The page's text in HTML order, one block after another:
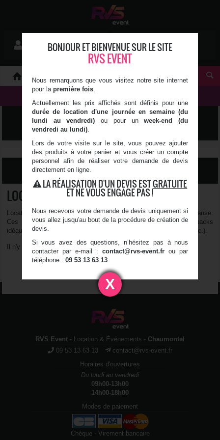
Se connecter
0 article(s)
LUMIÈRE, SON & VIDÉO
FILTRER LES RÉSULTATS
LOCATION DE PACK PISTE DE DANSE
Location de packs complets pour la réalisation de votre piste de danse.
Ces packs comprennent des projecteurs à LED. Ce sont des packs
idéaux pour vos petits événements privés (mariage, anniversaire etc.).
Il n'y a pas de produit correspondant à vos critères
1
RVS Event - Location & Événements - Chaumontel
09 53 13 63 13
contact@rvs-event.fr
Horaires d'ouvertures
Du lundi au vendredi
09h00-13h00
14h00-18h00
Modes de paiement
Chèque - Virement bancaire
X
BONJOUR ET BIENVENUE SUR LE SITE
RVS EVENT
Nous remarquons que vous visitez notre site internet
pour la première fois.
Actuellement les prix affichés sont définis pour une
durée de location d'une journée en semaine (du
lundi au vendredi) ou pour unweek-end (du
vendredi au lundi).
Lors de votre visite sur le site, vous pouvez ajouter
des produits à votre panier et vous créer un compte
personnel afin de réaliser votre demande de devis
directement en ligne.
LA RÉALISATION D'UN DEVIS ESTGRATUITE
ET NE VOUS ENGAGE PAS !
Nous recevons votre demande de devis uniquement si
vous allez jusqu'au bout de la procédure de création de
devis.
Si vous avez des questions, n’hésitez pas à nous
contacter par e-mail :contact@rvs-event.fr ou par
téléphone : 09 53 13 63 13.